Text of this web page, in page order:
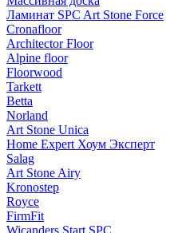
Ламинат SPC Art Stone Force
Cronafloor
Architector Floor
Alpine floor
Floorwood
Tarkett
Betta
Norland
Art Stone Unica
Home Expert Хоум Эксперт
Salag
Art Stone Airy
Kronostep
Royce
FirmFit
Wicanders Start SPC